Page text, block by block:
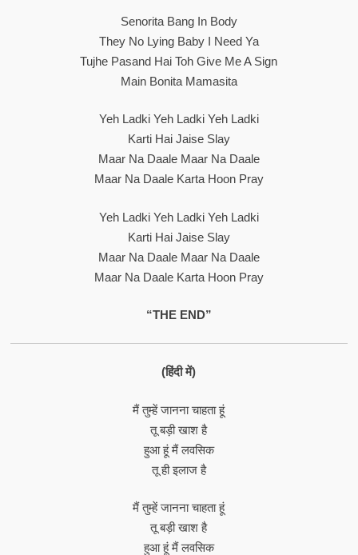
Senorita Bang In Body
They No Lying Baby I Need Ya
Tujhe Pasand Hai Toh Give Me A Sign
Main Bonita Mamasita
Yeh Ladki Yeh Ladki Yeh Ladki
Karti Hai Jaise Slay
Maar Na Daale Maar Na Daale
Maar Na Daale Karta Hoon Pray
Yeh Ladki Yeh Ladki Yeh Ladki
Karti Hai Jaise Slay
Maar Na Daale Maar Na Daale
Maar Na Daale Karta Hoon Pray
“THE END”
(हिंदी में)
मैं तुम्हें जानना चाहता हूं
तू बड़ी खाश है
हुआ हूं मैं लवसिक
तू ही इलाज है
मैं तुम्हें जानना चाहता हूं
तू बड़ी खाश है
हुआ हूं मैं लवसिक